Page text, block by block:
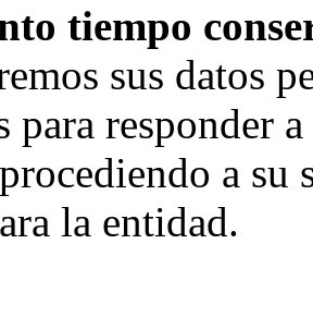
tiempo
sus datos
para responder
a su
la entidad.